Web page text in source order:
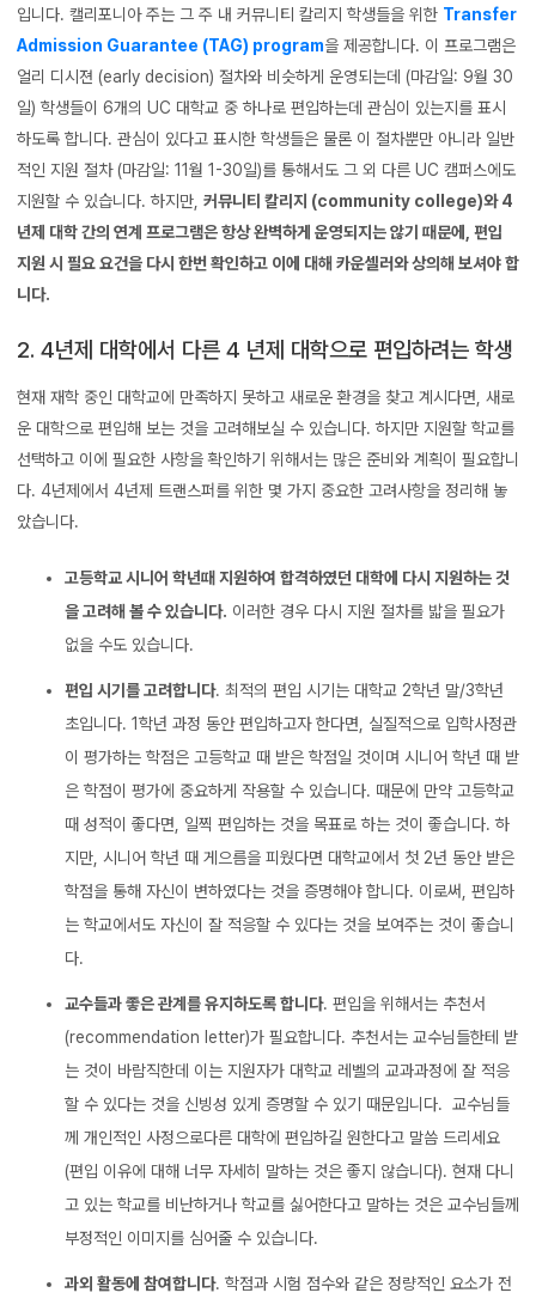
입니다. 캘리포니아 주는 그 주 내 커뮤니티 칼리지 학생들을 위한 Transfer
Admission Guarantee (TAG) program을 제공합니다. 이 프로그램은
얼리 디시젼 (early decision) 절차와 비슷하게 운영되는데 (마감일: 9월 30
일) 학생들이 6개의 UC 대학교 중 하나로 편입하는데 관심이 있는지를 표시
하도록 합니다. 관심이 있다고 표시한 학생들은 물론 이 절차뿐만 아니라 일반
적인 지원 절차 (마감일: 11월 1-30일)를 통해서도 그 외 다른 UC 캠퍼스에도
지원할 수 있습니다. 하지만, 커뮤니티 칼리지 (community college)와 4
년제 대학 간의 연계 프로그램은 항상 완벽하게 운영되지는 않기 때문에, 편입
지원 시 필요 요건을 다시 한번 확인하고 이에 대해 카운셀러와 상의해 보셔야 합
니다.
2. 4년제 대학에서 다른 4 년제 대학으로 편입하려는 학생
현재 재학 중인 대학교에 만족하지 못하고 새로운 환경을 찾고 계시다면, 새로
운 대학으로 편입해 보는 것을 고려해보실 수 있습니다. 하지만 지원할 학교를
선택하고 이에 필요한 사항을 확인하기 위해서는 많은 준비와 계획이 필요합니
다. 4년제에서 4년제 트랜스퍼를 위한 몇 가지 중요한 고려사항을 정리해 놓
았습니다.
고등학교 시니어 학년때 지원하여 합격하였던 대학에 다시 지원하는 것
을 고려해 볼 수 있습니다. 이러한 경우 다시 지원 절차를 밟을 필요가
없을 수도 있습니다.
편입 시기를 고려합니다. 최적의 편입 시기는 대학교 2학년 말/3학년
초입니다. 1학년 과정 동안 편입하고자 한다면, 실질적으로 입학사정관
이 평가하는 학점은 고등학교 때 받은 학점일 것이며 시니어 학년 때 받
은 학점이 평가에 중요하게 작용할 수 있습니다. 때문에 만약 고등학교
때 성적이 좋다면, 일찍 편입하는 것을 목표로 하는 것이 좋습니다. 하
지만, 시니어 학년 때 게으름을 피웠다면 대학교에서 첫 2년 동안 받은
학점을 통해 자신이 변하였다는 것을 증명해야 합니다. 이로써, 편입하
는 학교에서도 자신이 잘 적응할 수 있다는 것을 보여주는 것이 좋습니
다.
교수들과 좋은 관계를 유지하도록 합니다. 편입을 위해서는 추천서
(recommendation letter)가 필요합니다. 추천서는 교수님들한테 받
는 것이 바람직한데 이는 지원자가 대학교 레벨의 교과과정에 잘 적응
할 수 있다는 것을 신빙성 있게 증명할 수 있기 때문입니다. 교수님들
께 개인적인 사정으로다른 대학에 편입하길 원한다고 말씀 드리세요
(편입 이유에 대해 너무 자세히 말하는 것은 좋지 않습니다). 현재 다니
고 있는 학교를 비난하거나 학교를 싫어한다고 말하는 것은 교수님들께
부정적인 이미지를 심어줄 수 있습니다.
과외 활동에 참여합니다. 학점과 시험 점수와 같은 정량적인 요소가 전